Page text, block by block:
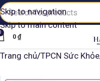
Skip to navigation
Skip to main content
0 ₫
Trang chủ TPCN Sức Khỏe